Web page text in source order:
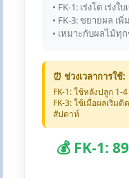
• FK-1: เร่งโต เร่งใ
• FK-3: ขยายผล เ
• เหมาะกับผลไม้ทุ
⏰ ช่วงเวลาการใช้:
FK-1: ใช้หลังปลูก
FK-3: ใช้เมื่อผลเริ่ม
สัปดาห์
💰 FK-1: